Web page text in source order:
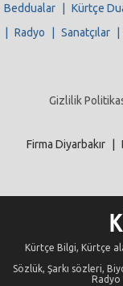
Beddualar
Kürtçe
Radyo Sanatçılar
Gizlilik
Firma Diyarbakır
Kürtçe Bilgi, Kürtçe
Sözlük, Şarkı sözleri,